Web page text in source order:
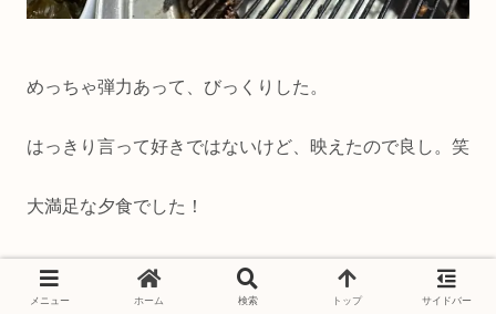
めっちゃ弾力あって、びっくりした。
はっきり言って好きではないけど、映えたので良し。笑
大満足な夕食でした！
メニュー ホーム 検索 トップ サイドバー